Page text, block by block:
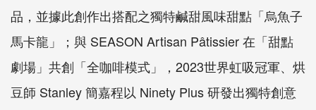
品，並據此創作出搭配之獨特鹹甜風味甜點「烏魚子
馬卡龍」；與 SEASON Artisan Pâtissier 在「甜點
劇場」共創「全咖啡模式」，2023世界虹吸冠軍、烘
豆師 Stanley 簡嘉程以 Ninety Plus 研發出獨特創意